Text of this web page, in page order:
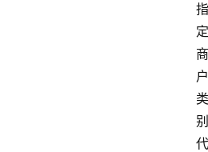
指
定
商
户
类
别
代